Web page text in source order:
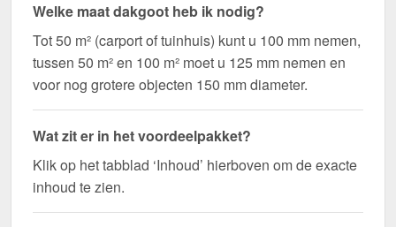
Bestel nu Kunststof dakgoot voordeelpakket
6,00 m – Snelle levering & met 10 jaar garantie!
Makkelijk te installeren, optimale bescherming - zet
uw dakgoten vast voor een langdurige en
Welke maat dakgoot heb ik nodig?
Tot 50 m² (carport of tuinhuis) kunt u 100 mm nemen,
tussen 50 m² en 100 m² moet u 125 mm nemen en
voor nog grotere objecten 150 mm diameter.
Wat zit er in het voordeelpakket?
Klik op het tabblad ‘Inhoud’ hierboven om de exacte
inhoud te zien.